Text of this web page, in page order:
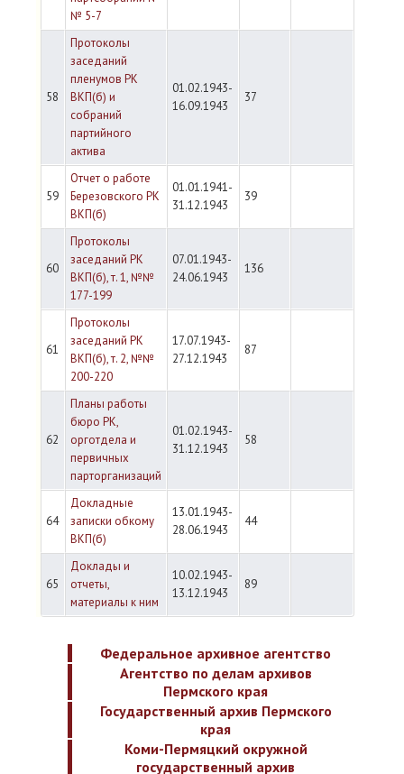
№ 5-7
58
Протоколы
заседаний
пленумов РК
ВКП(б) и
собраний
партийного
актива
01.02.1943-
16.09.1943
37
59
Отчет о работе
Березовского РК
ВКП(б)
01.01.1941-
31.12.1943
39
60
Протоколы
заседаний РК
ВКП(б), т. 1, №№
177-199
07.01.1943-
24.06.1943
136
61
Протоколы
заседаний РК
ВКП(б), т. 2, №№
200-220
17.07.1943-
27.12.1943
87
62
Планы работы
бюро РК,
орготдела и
первичных
парторганизаций
01.02.1943-
31.12.1943
58
64
Докладные
записки обкому
ВКП(б)
13.01.1943-
28.06.1943
44
65
Доклады и
отчеты,
материалы к ним
10.02.1943-
13.12.1943
89
Федеральное архивное агентство
Агентство по делам архивов
Пермского края
Государственный архив Пермского
края
Коми-Пермяцкий окружной
государственный архив